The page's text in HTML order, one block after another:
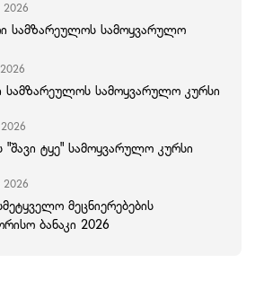
სამზარეულოს სამოყვარულო
სამზარეულოს სამოყვარულო კურსი
"შავი ტყე" სამოყვარულო კურსი
მეცნიერებების
ბანაკი 2026